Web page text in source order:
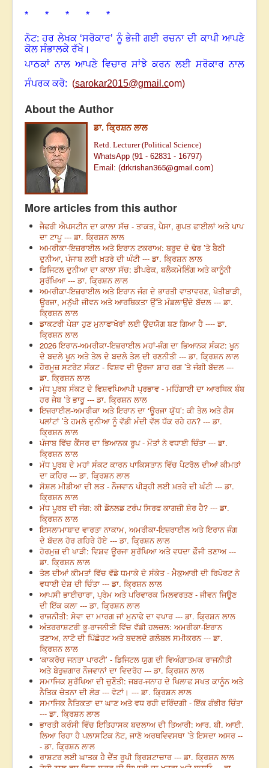
* * * * *
ਨੋਟ: ਹਰ ਲੇਖਕ ‘ਸਰੋਕਾਰ’ ਨੂੰ ਭੇਜੀ ਗਈ ਰਚਨਾ ਦੀ ਕਾਪੀ ਆਪਣੇ
ਕੋਲ ਸੰਭਾਲਕੇ ਰੱਖੇ।
ਪਾਠਕਾਂ ਨਾਲ ਆਪਣੇ ਵਿਚਾਰ ਸਾਂਝੇ ਕਰਨ ਲਈ ਸਰੋਕਾਰ ਨਾਲ
ਸੰਪਰਕ ਕਰੋ: (sarokar2015@gmail.com)
About the Author
ਡਾ. ਕ੍ਰਿਸ਼ਨ ਲਾਲ
Retd. Lecturer (Political Science)
WhatsApp (91 - 62831 - 16797)
Email: (drkrishan365@gmail.com)
More articles from this author
ਜੈਫਰੀ ਐਪਸਟੀਨ ਦਾ ਕਾਲਾ ਸੱਚ - ਤਾਕਤ, ਪੈਸਾ, ਗੁਪਤ ਫਾਈਲਾਂ ਅਤੇ ਪਾਪ
ਦਾ ਟਾਪੂ --- ਡਾ. ਕ੍ਰਿਸ਼ਨ ਲਾਲ
ਅਮਰੀਕਾ-ਇਜ਼ਰਾਈਲ ਅਤੇ ਇਰਾਨ ਟਕਰਾਅ: ਬਰੂਦ ਦੇ ਢੇਰ ’ਤੇ ਬੈਠੀ
ਦੁਨੀਆ, ਪੰਜਾਬ ਲਈ ਖ਼ਤਰੇ ਦੀ ਘੰਟੀ --- ਡਾ. ਕ੍ਰਿਸ਼ਨ ਲਾਲ
ਡਿਜਿਟਲ ਦੁਨੀਆ ਦਾ ਕਾਲਾ ਸੱਚ: ਡੀਪਫੇਕ, ਬਲੈਕਮੇਲਿੰਗ ਅਤੇ ਕਾਨੂੰਨੀ
ਸੁਰੱਖਿਆ --- ਡਾ. ਕ੍ਰਿਸ਼ਨ ਲਾਲ
ਅਮਰੀਕਾ-ਇਜ਼ਰਾਈਲ ਅਤੇ ਇਰਾਨ ਜੰਗ ਦੇ ਭਾਰਤੀ ਵਾਤਾਵਰਣ, ਖੇਤੀਬਾੜੀ,
ਊਰਜਾ, ਮਨੁੱਖੀ ਜੀਵਨ ਅਤੇ ਆਰਥਿਕਤਾ ਉੱਤੇ ਮੰਡਲਾਉਂਦੇ ਬੱਦਲ --- ਡਾ.
ਕ੍ਰਿਸ਼ਨ ਲਾਲ
ਡਾਕਟਰੀ ਪੇਸ਼ਾ ਹੁਣ ਮੁਨਾਫਾਖੋਰਾਂ ਲਈ ਉਦਯੋਗ ਬਣ ਗਿਆ ਹੈ ---- ਡਾ.
ਕ੍ਰਿਸ਼ਨ ਲਾਲ
2026 ਇਰਾਨ-ਅਮਰੀਕਾ-ਇਜ਼ਰਾਈਲ ਮਹਾਂ-ਜੰਗ ਦਾ ਭਿਆਨਕ ਸੰਕਟ: ਖੂਨ
ਦੇ ਬਦਲੇ ਖੂਨ ਅਤੇ ਤੇਲ ਦੇ ਬਦਲੇ ਤੇਲ ਦੀ ਰਣਨੀਤੀ --- ਡਾ. ਕ੍ਰਿਸ਼ਨ ਲਾਲ
ਹੌਰਮੂਜ਼ ਸਟਰੇਟ ਸੰਕਟ - ਵਿਸ਼ਵ ਦੀ ਊਰਜਾ ਸ਼ਾਹ ਰਗ ’ਤੇ ਜੰਗੀ ਬੱਦਲ ---
ਡਾ. ਕ੍ਰਿਸ਼ਨ ਲਾਲ
ਮੱਧ ਪੂਰਬ ਸੰਕਟ ਦੇ ਵਿਸ਼ਵਪਿਆਪੀ ਪ੍ਰਭਾਵ - ਮਹਿੰਗਾਈ ਦਾ ਆਰਥਿਕ ਬੰਬ
ਹਰ ਜੇਬ ’ਤੇ ਭਾਰੂ --- ਡਾ. ਕ੍ਰਿਸ਼ਨ ਲਾਲ
ਇਜ਼ਰਾਈਲ-ਅਮਰੀਕਾ ਅਤੇ ਇਰਾਨ ਦਾ ‘ਊਰਜਾ ਯੁੱਧ’: ਕੀ ਤੇਲ ਅਤੇ ਗੈਸ
ਪਲਾਂਟਾਂ ’ਤੇ ਹਮਲੇ ਦੁਨੀਆ ਨੂੰ ਵੱਡੀ ਮੰਦੀ ਵੱਲ ਧੱਕ ਰਹੇ ਹਨ? --- ਡਾ.
ਕ੍ਰਿਸ਼ਨ ਲਾਲ
ਪੰਜਾਬ ਵਿੱਚ ਕੈਂਸਰ ਦਾ ਭਿਆਨਕ ਰੂਪ - ਮੌਤਾਂ ਨੇ ਵਧਾਈ ਚਿੰਤਾ --- ਡਾ.
ਕ੍ਰਿਸ਼ਨ ਲਾਲ
ਮੱਧ ਪੂਰਬ ਦੇ ਮਹਾਂ ਸੰਕਟ ਕਾਰਨ ਪਾਕਿਸਤਾਨ ਵਿੱਚ ਪੈਟਰੋਲ ਦੀਆਂ ਕੀਮਤਾਂ
ਦਾ ਕਹਿਰ --- ਡਾ. ਕ੍ਰਿਸ਼ਨ ਲਾਲ
ਸੋਸ਼ਲ ਮੀਡੀਆ ਦੀ ਲਤ - ਨੌਜਵਾਨ ਪੀੜ੍ਹੀ ਲਈ ਖ਼ਤਰੇ ਦੀ ਘੰਟੀ --- ਡਾ.
ਕ੍ਰਿਸ਼ਨ ਲਾਲ
ਮੱਧ ਪੂਰਬ ਦੀ ਜੰਗ: ਕੀ ਡੌਨਲਡ ਟਰੰਪ ਸਿਰਫ ਕਾਗਜ਼ੀ ਸ਼ੇਰ ਹੈ? --- ਡਾ.
ਕ੍ਰਿਸ਼ਨ ਲਾਲ
ਇਸਲਾਮਾਬਾਦ ਵਾਰਤਾ ਨਾਕਾਮ, ਅਮਰੀਕਾ-ਇਜ਼ਰਾਈਲ ਅਤੇ ਇਰਾਨ ਜੰਗ
ਦੇ ਬੱਦਲ ਹੋਰ ਗਹਿਰੇ ਹੋਏ --- ਡਾ. ਕ੍ਰਿਸ਼ਨ ਲਾਲ
ਹੋਰਮੁਜ਼ ਦੀ ਖਾੜੀ: ਵਿਸ਼ਵ ਊਰਜਾ ਸੁਰੱਖਿਆ ਅਤੇ ਵਧਦਾ ਫ਼ੌਜੀ ਤਣਾਅ ---
ਡਾ. ਕ੍ਰਿਸ਼ਨ ਲਾਲ
ਤੇਲ ਦੀਆਂ ਕੀਮਤਾਂ ਵਿੱਚ ਵੱਡੇ ਧਮਾਕੇ ਦੇ ਸੰਕੇਤ - ਮੈਕੁਆਰੀ ਦੀ ਰਿਪੋਰਟ ਨੇ
ਵਧਾਈ ਦੇਸ਼ ਦੀ ਚਿੰਤਾ --- ਡਾ. ਕ੍ਰਿਸ਼ਨ ਲਾਲ
ਆਪਸੀ ਭਾਈਚਾਰਾ, ਪ੍ਰੇਮ ਅਤੇ ਪਰਿਵਾਰਕ ਮਿਲਵਰਤਣ - ਜੀਵਨ ਜਿਊਣ
ਦੀ ਇੱਕ ਕਲਾ --- ਡਾ. ਕ੍ਰਿਸ਼ਨ ਲਾਲ
ਰਾਜਨੀਤੀ: ਸੇਵਾ ਦਾ ਮਾਰਗ ਜਾਂ ਮੁਨਾਫੇ ਦਾ ਵਪਾਰ --- ਡਾ. ਕ੍ਰਿਸ਼ਨ ਲਾਲ
ਅੰਤਰਰਾਸ਼ਟਰੀ ਭੂ-ਰਾਜਨੀਤੀ ਵਿੱਚ ਵੱਡੀ ਹਲਚਲ: ਅਮਰੀਕਾ-ਇਰਾਨ
ਤਣਾਅ, ਨਾਟੋ ਦੀ ਪਿੱਛੇਹਟ ਅਤੇ ਬਦਲਦੇ ਗਲੋਬਲ ਸਮੀਕਰਨ --- ਡਾ.
ਕ੍ਰਿਸ਼ਨ ਲਾਲ
‘ਕਾਕਰੋਚ ਜਨਤਾ ਪਾਰਟੀ’ - ਡਿਜਿਟਲ ਯੁਗ ਦੀ ਵਿਅੰਗਾਤਮਕ ਰਾਜਨੀਤੀ
ਅਤੇ ਬੇਰੁਜ਼ਗਾਰ ਨੌਜਵਾਨਾਂ ਦਾ ਵਿਦਰੋਹ --- ਡਾ. ਕ੍ਰਿਸ਼ਨ ਲਾਲ
ਸਮਾਜਿਕ ਸੁਰੱਖਿਆ ਦੀ ਚੁਣੌਤੀ: ਜਬਰ-ਜਨਾਹ ਦੇ ਖਿਲਾਫ ਸਖਤ ਕਾਨੂੰਨ ਅਤੇ
ਨੈਤਿਕ ਚੇਤਨਾ ਦੀ ਲੋੜ --- ਵੋਟਾਂ। --- ਡਾ. ਕ੍ਰਿਸ਼ਨ ਲਾਲ
ਸਮਾਜਿਕ ਨੈਤਿਕਤਾ ਦਾ ਘਾਣ ਅਤੇ ਵਧ ਰਹੀ ਦਰਿੰਦਗੀ - ਇੱਕ ਗੰਭੀਰ ਚਿੰਤਾ
--- ਡਾ. ਕ੍ਰਿਸ਼ਨ ਲਾਲ
ਭਾਰਤੀ ਕਰੰਸੀ ਵਿੱਚ ਇਤਿਹਾਸਕ ਬਦਲਾਅ ਦੀ ਤਿਆਰੀ: ਆਰ. ਬੀ. ਆਈ.
ਲਿਆ ਰਿਹਾ ਹੈ ਪਲਾਸਟਿਕ ਨੋਟ, ਜਾਣੋ ਅਰਥਵਿਵਸਥਾ ’ਤੇ ਇਸਦਾ ਅਸਰ --
- ਡਾ. ਕ੍ਰਿਸ਼ਨ ਲਾਲ
ਰਾਸ਼ਟਰ ਲਈ ਘਾਤਕ ਹੈ ਦੈਂਤ ਰੂਪੀ ਭ੍ਰਿਸ਼ਟਾਚਾਰ --- ਡਾ. ਕ੍ਰਿਸ਼ਨ ਲਾਲ